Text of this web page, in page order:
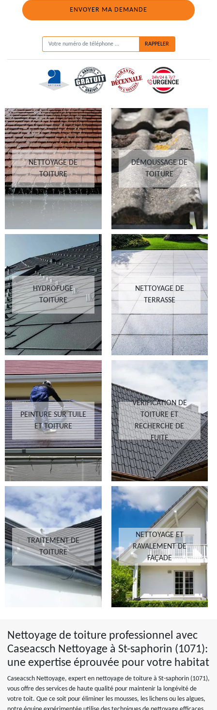
NETTOYAGE DE
TOITURE
DÉMOUSSAGE DE
TOITURE
HYDROFUGE
TOITURE
NETTOYAGE DE
TERRASSE
PEINTURE SUR TUILE
ET TOITURE
VÉRIFICATION DE
TOITURE ET
RECHERCHE DE
FUITE
TRAITEMENT DE
TOITURE
NETTOYAGE ET
RAVALEMENT DE
FAÇADE
Nettoyage de toiture professionnel avec
Caseacsch Nettoyage à St-saphorin (1071):
une expertise éprouvée pour votre habitat
Caseacsch Nettoyage, expert en nettoyage de toiture à St-saphorin (1071),
vous offre des services de haute qualité pour maintenir la longévité de
votre toit. Que ce soit pour éliminer les mousses, les lichens ou les algues,